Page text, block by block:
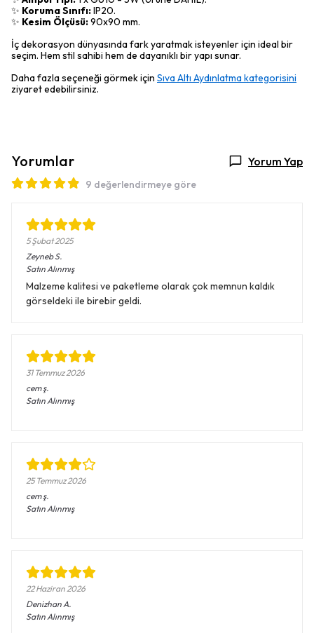
✨ Koruma Sınıfı:IP20.
✨ Kesim Ölçüsü:90x90 mm.
İç dekorasyon dünyasında fark yaratmak isteyenler için ideal bir
seçim. Hem stil sahibi hem de dayanıklı bir yapı sunar.
Daha fazla seçeneği görmek için Sıva Altı Aydınlatma kategorisini
ziyaret edebilirsiniz.
Yorumlar Yorum Yap
9 değerlendirmeye göre
5 Şubat 2025
Zeyneb S.
Satın Alınmış
Malzeme kalitesi ve paketleme olarak çok memnun kaldık
görseldeki ile birebir geldi.
31 Temmuz 2026
cemş.
Satın Alınmış
25 Temmuz 2026
cemş.
Satın Alınmış
22 Haziran 2026
DenizhanA.
Satın Alınmış